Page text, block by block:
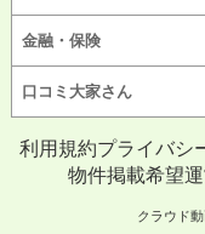
金融・保険
口コミ大家さん
利用規約プライバシ
物件掲載希望
クラウド